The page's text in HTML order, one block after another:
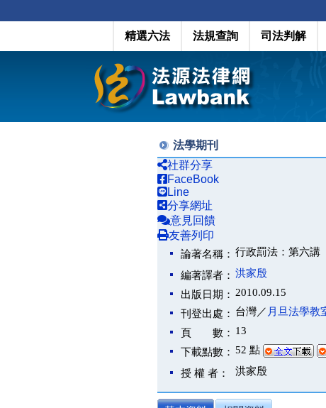
精選六法 法規查詢 司法判解
法學期刊
社群分享
FaceBook
Line
分享網址
意見回饋
友善列印
論著名稱： 行政罰法：第六
編著譯者： 洪家殷
出版日期： 2010.09.15
刊登出處： 台灣／ 月旦法學教
頁 數： 13
下載點數： 52 點
授 權 者：
洪家殷